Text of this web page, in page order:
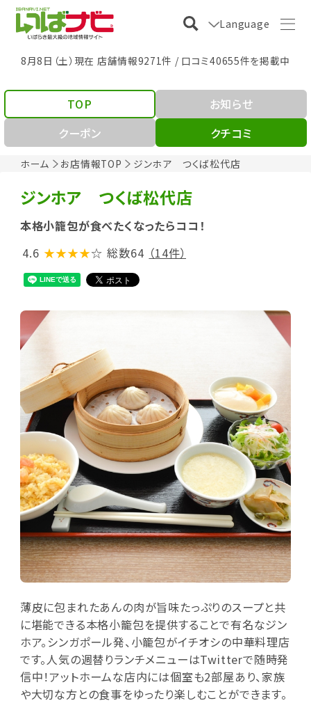
Language
8月8日（土）現在 店舗情報9271件 / 口コミ40655件を掲載中
ホーム お店情報TOP ジンホア つくば松代店
TOP
お知らせ
クーポン
クチコミ
ジンホア つくば松代店
本格小籠包が食べたくなったらココ！
4.6 ★★★★☆ 総数64 （14件）
薄皮に包まれたあんの肉が旨味たっぷりのスープと共
に堪能できる本格小籠包を提供することで有名なジン
ホア。シンガポール発、小籠包がイチオシの中華料理店
です。人気の週替りランチメニューはTwitterで随時発
信中！アットホームな店内には個室も2部屋あり、家族
や大切な方との食事をゆったり楽しむことができます。